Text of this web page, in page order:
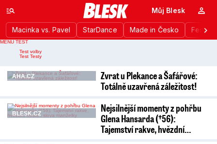
Macinka vs. Pavel StarDance Made in Česko
Můj Blesk
Nahlášení chyby
MENU TEST
Test volby
Test Testy
AHA.CZ
Zvrat u Plekance a Šafářové:
Totálně uzavřená záležitost!
BLESK.CZ
Nejsilnější momenty z pohřbu
Glena Hansarda (†56):
Tajemství rakve, hvězdní…